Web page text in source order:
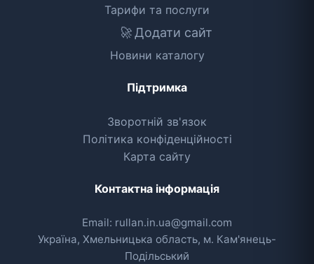
Тарифи та послуги
🚀Додати сайт
Новини каталогу
Підтримка
Зворотній зв'язок
Політика конфіденційності
Карта сайту
Контактна інформація
Email: rullan.in.ua@gmail.com
Україна, Хмельницька область, м. Кам'янець-
Подільський